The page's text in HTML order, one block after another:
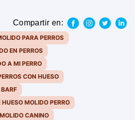
Compartir en:
PARA PERROS
EN PERROS
A MI PERRO
CON HUESO
MOLIDO PERRO
CANINO